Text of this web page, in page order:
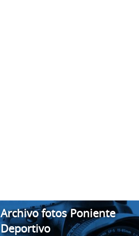
Archivo fotos Poniente
Deportivo